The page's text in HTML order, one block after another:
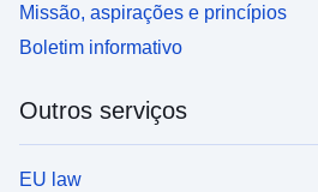
Missão, aspirações e princípios
Boletim informativo
Outros serviços
EU law